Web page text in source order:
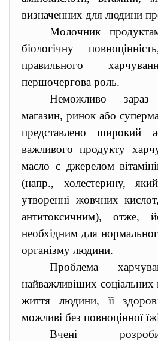
визначенних для людини
Молочник
біологічну
правильного
першочергова роль.
Неможливо
магазин, ринок або
представлено широкий
важливого продукту
масло є джерелом
(напр., холестерину,
утворенні жовчних
антитоксичним), отже,
необхідним для
організму людини.
Проблема
найважливіших
життя людини, її
можливі без повноцінної
Вчені